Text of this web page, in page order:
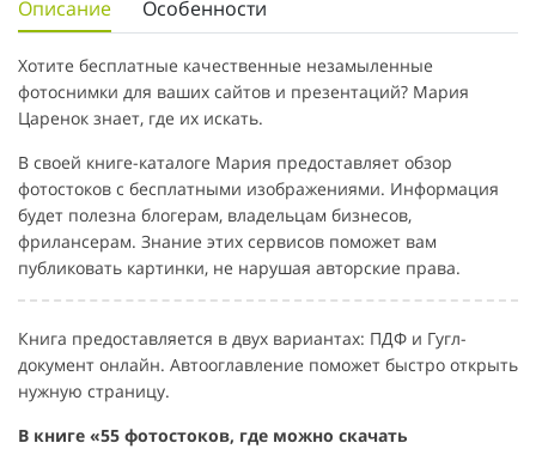
Описание Особенности
Хотите бесплатные качественные незамыленные
фотоснимки для ваших сайтов и презентаций? Мария
Царенок знает, где их искать.
В своей книге-каталоге Мария предоставляет обзор
фотостоков с бесплатными изображениями. Информация
будет полезна блогерам, владельцам бизнесов,
фрилансерам. Знание этих сервисов поможет вам
публиковать картинки, не нарушая авторские права.
Книга предоставляется в двух вариантах: ПДФ и Гугл-
документ онлайн. Автооглавление поможет быстро открыть
нужную страницу.
В книге «55 фотостоков, где можно скачать